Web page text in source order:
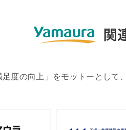
足度の向上」をモットーとして